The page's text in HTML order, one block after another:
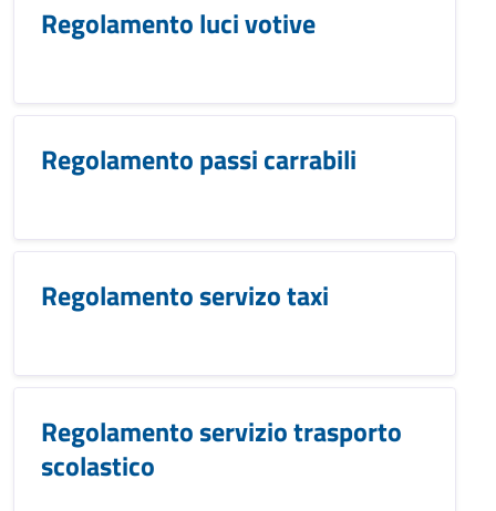
Regolamento luci votive
Regolamento passi carrabili
Regolamento servizo taxi
Regolamento servizio trasporto
scolastico